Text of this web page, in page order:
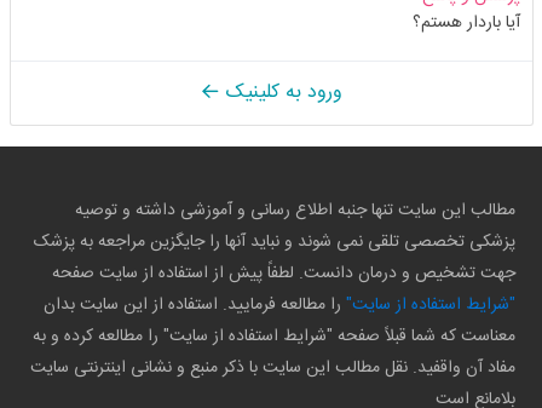
آیا باردار هستم؟
ورود به کلینیک
مطالب این سایت تنها جنبه اطلاع رسانی و آموزشی داشته و توصیه
پزشکی تخصصی تلقی نمی شوند و نباید آنها را جایگزین مراجعه به پزشک
جهت تشخیص و درمان دانست. لطفاً پیش از استفاده از سایت صفحه
"شرایط استفاده از سایت" را مطالعه فرمایید. استفاده از این سایت بدان
معناست که شما قبلاً صفحه "شرایط استفاده از سایت" را مطالعه کرده و به
مفاد آن واقفید. نقل مطالب این سایت با ذکر منبع و نشانی اینترنتی سایت
بلامانع است